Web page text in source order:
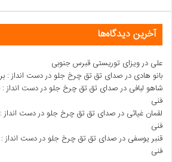
آخرین دیدگاه‌ها
علی درویزای توریستی قبرس جنوبی
بانو هادی درصدای تق تق چرخ جلو در دست انداز :
شاهو لبافی درصدای تق تق چرخ جلو در دست
فنی
لقمان غیاثی درصدای تق تق چرخ جلو در دست
فنی
قنبر یوسفی درصدای تق تق چرخ جلو در دست
فنی